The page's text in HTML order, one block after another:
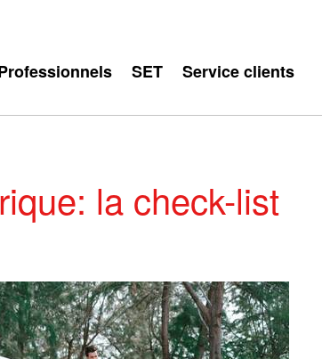
SET Service clients
la check-list